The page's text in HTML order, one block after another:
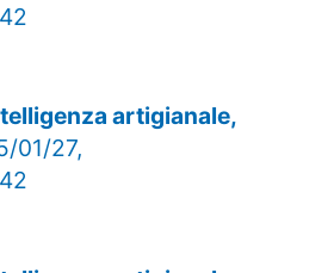
artigianale,
01/27,